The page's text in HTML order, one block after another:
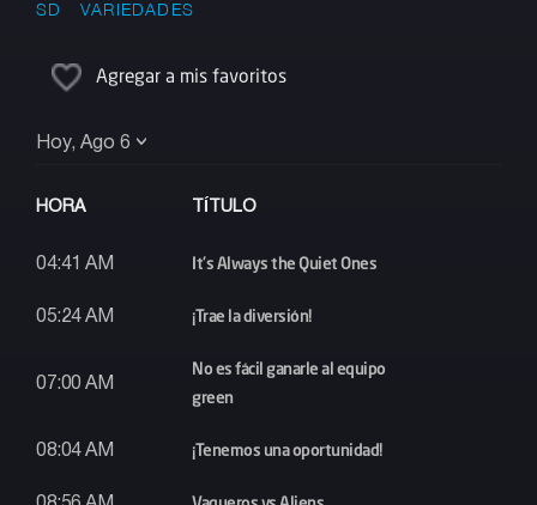
SD VARIEDADES
Agregar a mis favoritos
Hoy, Ago 6
HORA TÍTULO
04:41 AM It's Always the Quiet Ones
05:24 AM ¡Trae la diversión!
07:00 AM
No es fácil ganarle al equipo
green
08:04 AM ¡Tenemos una oportunidad!